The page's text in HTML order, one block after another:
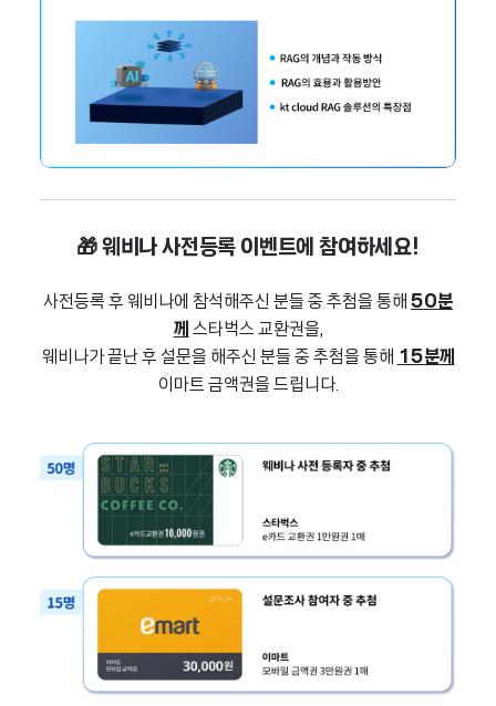
🎁 웨비나 사전등록 이벤트에 참여하세요!
사전등록 후 웨비나에 참석해주신 분들 중 추첨을 통해 50분
께 스타벅스 교환권을,
웨비나가 끝난 후 설문을 해주신 분들 중 추첨을 통해 15분께
이마트 금액권을 드립니다.